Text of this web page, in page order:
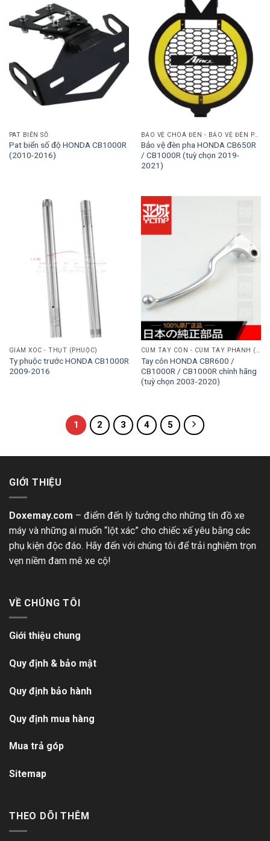
PAT BIỂN SỐ
Pat biển số độ HONDA CB1000R
(2010-2016)
Bảo vệ đèn pha HONDA CB650R
/ CB1000R (tuỳ chọn 2019-
2021)
GIẢM XÓC - THỤT (PHUỘC)
Ty phuộc trước HONDA CB1000R
2009-2016
Tay côn HONDA CBR600 /
CB1000R / CB1000R chính hãng
(tuỳ chọn 2003-2020)
1 2 3 4 5
GIỚI THIỆU
Doxemay.com – điểm đến lý tưởng cho những tín đồ xe
máy và những ai muốn “lột xác” cho chiếc xế yêu bằng các
phụ kiện độc đáo. Hãy đến với chúng tôi để trải nghiệm trọn
vẹn niềm đam mê xe cộ!
VỀ CHÚNG TÔI
Giới thiệu chung
Quy định & bảo mật
Quy định bảo hành
Quy định mua hàng
Mua trả góp
Sitemap
THEO DÕI THÊM